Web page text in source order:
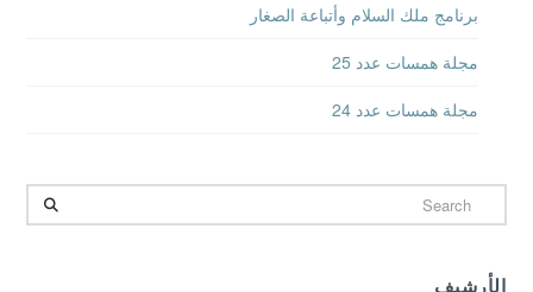
برنامج ملك السلام وأتباعة الصغار
مجلة همسات عدد 25
مجلة همسات عدد 24
Search
الأرشيف